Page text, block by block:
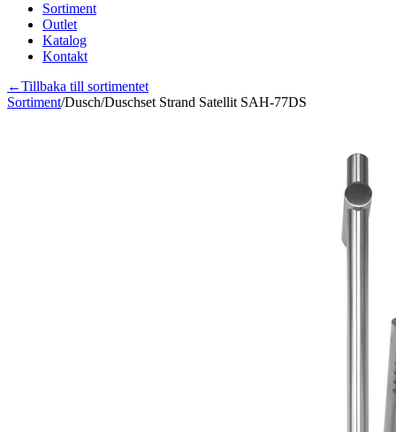
Sortiment
Outlet
Katalog
Kontakt
←Tillbaka till sortimentet
Sortiment/Dusch/Duschset Strand Satellit SAH-77DS